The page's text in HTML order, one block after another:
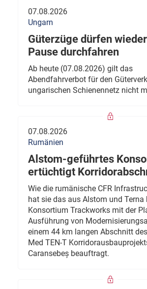
07.08.2026
Ungarn
Güterzüge dürfen
Pause durchfahren
Ab heute (07.08.2026) gilt das
Abendfahrverbot für den
ungarischen Schienennetz nicht
07.08.2026
Rumänien
Alstom-geführtes
ertüchtigt
Wie die rumänische CFR
hat sie das aus Alstom und Terna
Konsortium Trackworks mit der
Ausführung von
einem 44 km langen Abschnitt
Med TEN-T
Caransebeș beauftragt.